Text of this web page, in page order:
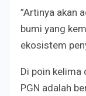
”Artinya akan
bumi yang
ekosistem
Di poin kelima
PGN adalah